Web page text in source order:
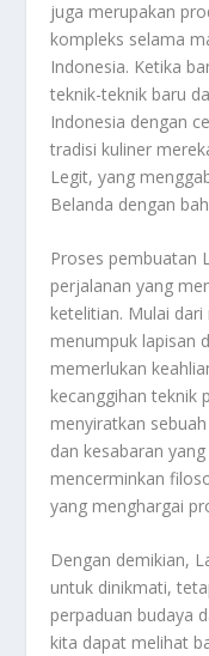
juga merupakan
kompleks selama
Indonesia. Ketika
teknik-teknik baru
Indonesia dengan
tradisi kuliner
Legit, yang
Belanda dengan
Proses pembuatan
perjalanan yang
ketelitian. Mulai
menumpuk lapisan
memerlukan
kecanggihan teknik
menyiratkan
dan kesabaran
mencerminkan
yang menghargai
Dengan demikian,
untuk dinikmati,
perpaduan budaya
kita dapat melihat